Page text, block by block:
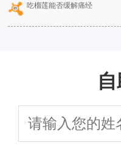
吃榴莲能否缓解痛经